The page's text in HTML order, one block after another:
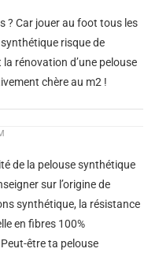
? Car jouer au foot tous les
risque de
la rénovation d’une pelouse
chère au m2 !
de la pelouse synthétique
sur l’origine de
synthétique, la résistance
en fibres 100%
être ta pelouse